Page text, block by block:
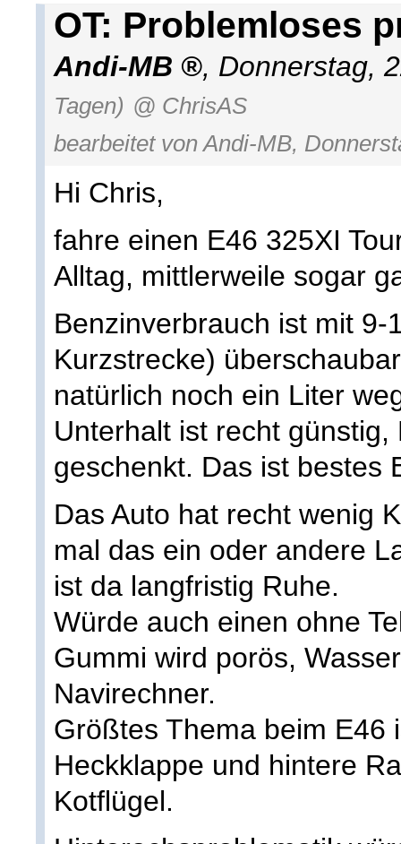
OT: Problemloses
Andi-MB , Donnerstag,
Tagen) @ ChrisAS
bearbeitet von Andi-MB,
Hi Chris,
fahre einen E46 325XI
Alltag, mittlerweile sogar
Benzinverbrauch ist mit
Kurzstrecke)
natürlich noch ein Liter
Unterhalt ist recht
geschenkt. Das ist bestes
Das Auto hat recht wenig
mal das ein oder andere
ist da langfristig Ruhe.
Würde auch einen ohne
Gummi wird porös,
Navirechner.
Größtes Thema beim E46
Heckklappe und hintere
Kotflügel.